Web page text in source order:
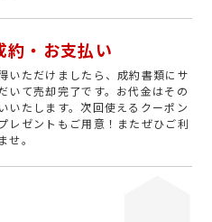
約・お支払い
いただけましたら、成約書類にサ
いて売却完了です。お代金はその
いたします。次回使えるクーポン
レゼントもご用意！またぜひご利
せ。